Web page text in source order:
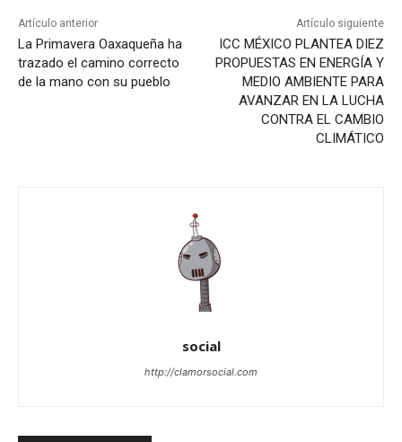
Artículo anterior
La Primavera Oaxaqueña ha
trazado el camino correcto
de la mano con su pueblo
Artículo siguiente
ICC MÉXICO PLANTEA DIEZ
PROPUESTAS EN ENERGÍA Y
MEDIO AMBIENTE PARA
AVANZAR EN LA LUCHA
CONTRA EL CAMBIO
CLIMÁTICO
social
http://clamorsocial.com